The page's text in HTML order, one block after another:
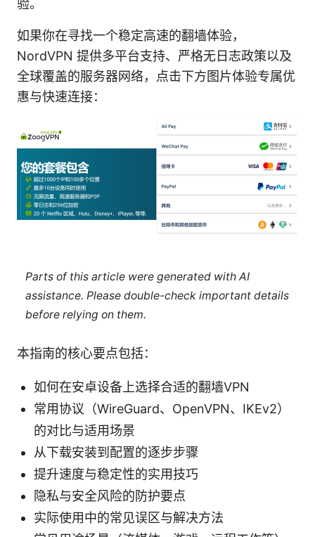
验。
如果你在寻找一个稳定高速的翻墙体验，
NordVPN 提供多平台支持、严格无日志政策以及
全球覆盖的服务器网络，点击下方图片体验专属优
惠与快速连接：
Parts of this article were generated with AI
assistance. Please double-check important details
before relying on them.
本指南的核心要点包括：
如何在安卓设备上选择合适的翻墙VPN
常用协议（WireGuard、OpenVPN、IKEv2）
的对比与适用场景
从下载安装到配置的逐步步骤
提升速度与稳定性的实用技巧
隐私与安全风险的防护要点
实际使用中的常见误区与解决方法